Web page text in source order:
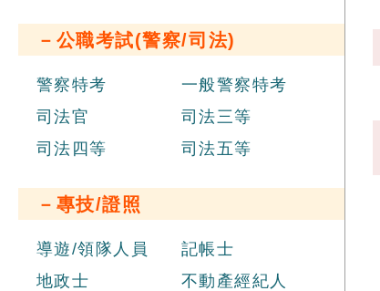
－公職考試(警察/司法)
警察特考
一般警察特考
司法官
司法三等
司法四等
司法五等
－專技/證照
導遊/領隊人員
記帳士
地政士
不動產經紀人